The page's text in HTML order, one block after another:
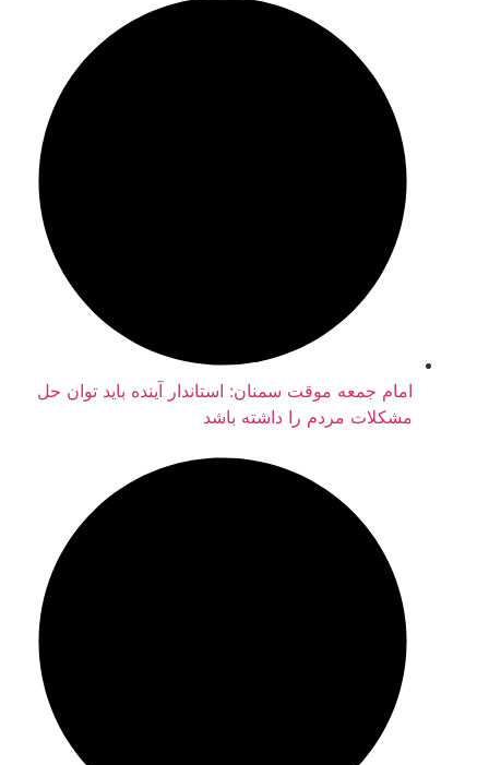
امام جمعه موقت سمنان: استاندار آینده باید توان حل
مشکلات مردم را داشته باشد